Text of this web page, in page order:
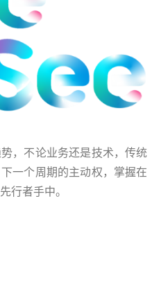
，不论业务还是技术，传统
一个周期的主动权，掌握在
行者手中。